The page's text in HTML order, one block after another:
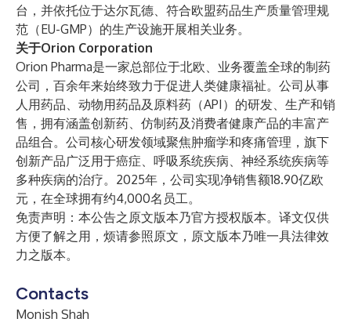
台，并依托位于达尔瓦德、符合欧盟药品生产质量管理规
范（EU-GMP）的生产设施开展相关业务。
关于Orion Corporation
Orion Pharma是一家总部位于北欧、业务覆盖全球的制药
公司，百余年来始终致力于促进人类健康福祉。公司从事
人用药品、动物用药品及原料药（API）的研发、生产和销
售，拥有涵盖创新药、仿制药及消费者健康产品的丰富产
品组合。公司核心研发领域聚焦肿瘤学和疼痛管理，旗下
创新产品广泛用于癌症、呼吸系统疾病、神经系统疾病等
多种疾病的治疗。2025年，公司实现净销售额18.90亿欧
元，在全球拥有约4,000名员工。
免责声明：本公告之原文版本乃官方授权版本。译文仅供
方便了解之用，烦请参照原文，原文版本乃唯一具法律效
力之版本。
Contacts
Monish Shah